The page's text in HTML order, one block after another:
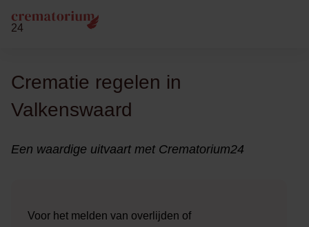
24
Crematie regelen in
Valkenswaard
Een waardige uitvaart met Crematorium24
Voor het melden van overlijden of